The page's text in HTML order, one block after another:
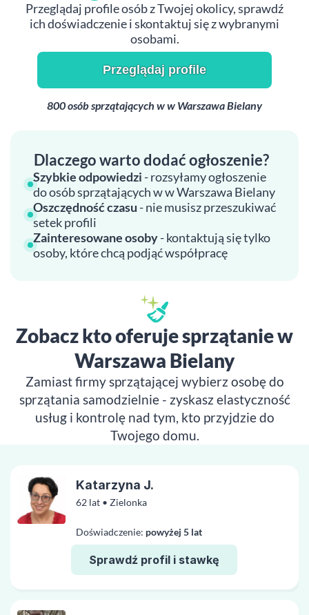
Przeglądaj profile osób z Twojej okolicy, sprawdź
ich doświadczenie i skontaktuj się z wybranymi
osobami.
Przeglądaj profile
800 osób sprzątających w w Warszawa Bielany
Dlaczego warto dodać ogłoszenie?
Szybkie odpowiedzi - rozsyłamy ogłoszenie
do osób sprzątających w w Warszawa Bielany
Oszczędność czasu - nie musisz przeszukiwać
setek profili
Zainteresowane osoby- kontaktują się tylko
osoby, które chcą podjąć współpracę
Zobacz kto oferuje sprzątanie w
Warszawa Bielany
Zamiast firmy sprzątającej wybierz osobę do
sprzątania samodzielnie - zyskasz elastyczność
usług i kontrolę nad tym, kto przyjdzie do
Twojego domu.
62 lat • Zielonka
Doświadczenie: powyżej 5 lat
Sprawdź profil i stawkę
Katarzyna J.